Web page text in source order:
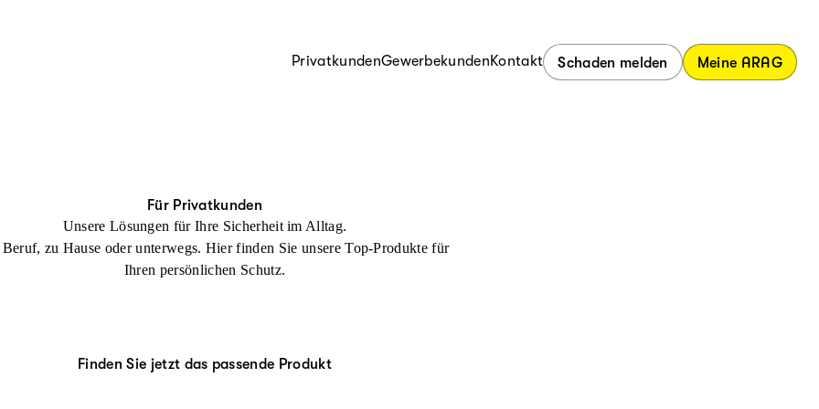
PrivatkundenGewerbekundenKontakt Schaden melden Meine ARAG
Für Privatkunden
Unsere Lösungen für Ihre Sicherheit im Alltag.
zu Hause oder unterwegs. Hier finden Sie unsere Top-Produkte für
Ihren persönlichen Schutz.
Finden Sie jetzt das passende Produkt